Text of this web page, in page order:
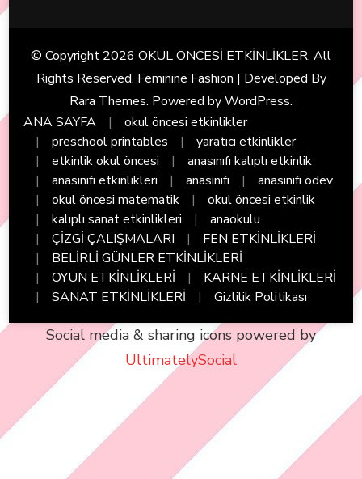
© Copyright 2026 OKUL ÖNCESİ ETKİNLİKLER. All
Rights Reserved. Feminine Fashion | Developed By
Rara Themes. Powered byWordPress.
ANA SAYFA
okul öncesi etkinlikler
preschool printables
yaratıcı etkinlikler
etkinlik okul öncesi
anasınıfı kalıplı etkinlik
anasınıfı etkinlikleri
anasınıfı
anasınıfı ödev
okul öncesi matematik
okul öncesi etkinlik
kalıplı sanat etkinlikleri
anaokulu
ÇİZGİ ÇALIŞMALARI
FEN ETKİNLİKLERİ
BELİRLİ GÜNLER ETKİNLİKLERİ
OYUN ETKİNLİKLERİ
KARNE ETKİNLİKLERİ
SANAT ETKİNLİKLERİ
Gizlilik Politikası
Social media & sharing icons powered by
UltimatelySocial